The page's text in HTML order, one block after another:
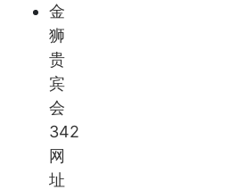
金
狮
贵
宾
会
342
网
址